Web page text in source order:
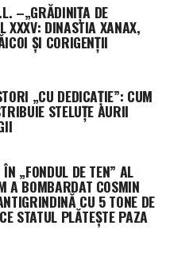
în interiorul rachetei,
unor rețele vaste de
țintelor mobile în
Securitatea
unor contractori
anunț este menținerea
beneficiar al
ai comandamentului
strict de protocoalele
–„GRĂDINIȚA DE
XXXV: DINASTIA XANAX,
ȘI CORIGENȚII
„CU DEDICAȚIE”: CUM
STELUȚE AURII
„FONDUL DE TEN” AL
A BOMBARDAT COSMIN
CU 5 TONE DE
STATUL PLĂTEȘTE PAZA